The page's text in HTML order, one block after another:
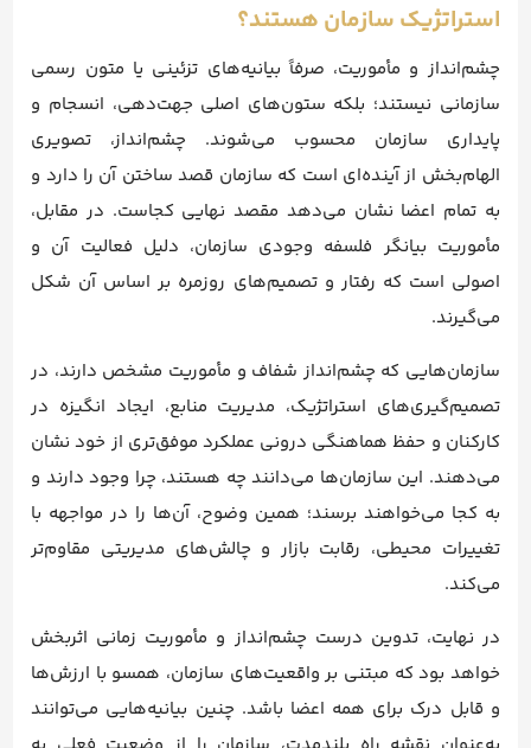
استراتژیک سازمان هستند؟
چشم‌انداز و مأموریت، صرفاً بیانیه‌های تزئینی یا متون رسمی
سازمانی نیستند؛ بلکه ستون‌های اصلی جهت‌دهی، انسجام و
پایداری سازمان محسوب می‌شوند. چشم‌انداز، تصویری
الهام‌بخش از آینده‌ای است که سازمان قصد ساختن آن را دارد و
به تمام اعضا نشان می‌دهد مقصد نهایی کجاست. در مقابل،
مأموریت بیانگر فلسفه وجودی سازمان، دلیل فعالیت آن و
اصولی است که رفتار و تصمیم‌های روزمره بر اساس آن شکل
می‌گیرند.
سازمان‌هایی که چشم‌انداز شفاف و مأموریت مشخص دارند، در
تصمیم‌گیری‌های استراتژیک، مدیریت منابع، ایجاد انگیزه در
کارکنان و حفظ هماهنگی درونی عملکرد موفق‌تری از خود نشان
می‌دهند. این سازمان‌ها می‌دانند چه هستند، چرا وجود دارند و
به کجا می‌خواهند برسند؛ همین وضوح، آن‌ها را در مواجهه با
تغییرات محیطی، رقابت بازار و چالش‌های مدیریتی مقاوم‌تر
می‌کند.
در نهایت، تدوین درست چشم‌انداز و مأموریت زمانی اثربخش
خواهد بود که مبتنی بر واقعیت‌های سازمان، همسو با ارزش‌ها
و قابل درک برای همه اعضا باشد. چنین بیانیه‌هایی می‌توانند